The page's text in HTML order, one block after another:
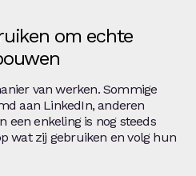
om echte
van werken. Sommige
aan LinkedIn, anderen
een enkeling is nog steeds
wat zij gebruiken en volg hun